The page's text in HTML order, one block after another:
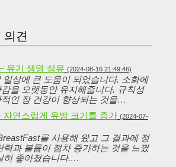
의견
유기 생명 섬유 (2024-08-16 21:49:46)
일상에 큰 도움이 되었습니다. 소화에
을 오랫동안 유지해줍니다. 규칙성
인 장 건강이 향상되는 것을…
자연스럽게 유방 크기를 증가 (2024-07-
를 사용해 왔고 그 결과에 정
력과 볼륨이 점차 증가하는 것을 느꼈
히 좋아졌습니다.…